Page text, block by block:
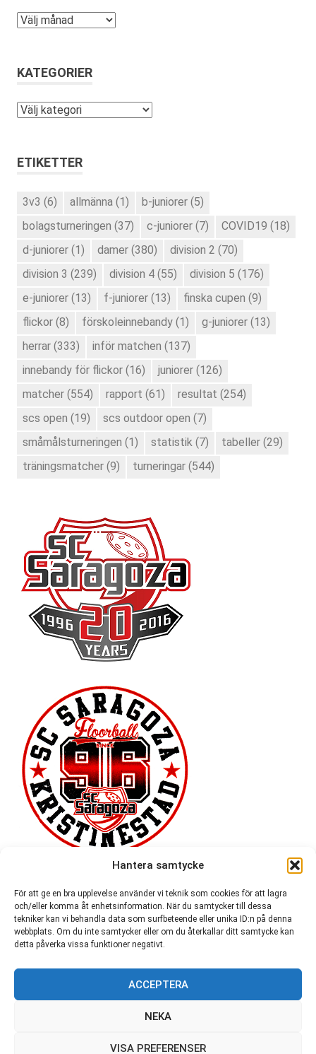
Hantera samtycke
För att ge en bra upplevelse använder vi teknik som cookies för att lagra
och/eller komma åt enhetsinformation. När du samtycker till dessa
tekniker kan vi behandla data som surfbeteende eller unika ID:n på denna
webbplats. Om du inte samtycker eller om du återkallar ditt samtycke kan
detta påverka vissa funktioner negativt.
ACCEPTERA
NEKA
VISA PREFERENSER
Arkiv
KATEGORIER
Kategorier
ETIKETTER
3v3 (6) allmänna (1) b-juniorer (5)
bolagsturneringen (37) c-juniorer (7) COVID19 (18)
d-juniorer (1) damer (380) division 2 (70)
division 3 (239) division 4 (55) division 5 (176)
e-juniorer (13) f-juniorer (13) finska cupen (9)
flickor (8) förskoleinnebandy (1) g-juniorer (13)
herrar (333) inför matchen (137)
innebandy för flickor (16) juniorer (126)
matcher (554) rapport (61) resultat (254)
scs open (19) scs outdoor open (7)
småmålsturneringen (1) statistik (7) tabeller (29)
träningsmatcher (9) turneringar (544)